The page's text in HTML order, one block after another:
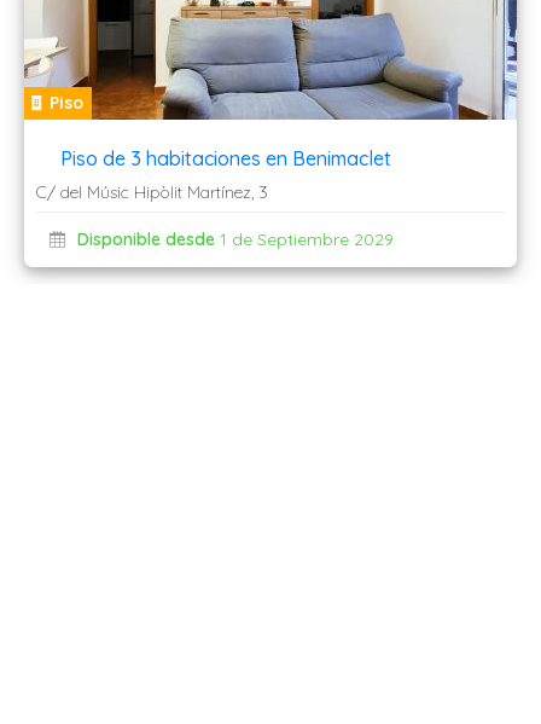
Piso
Piso de 3 habitaciones en Benimaclet
C/ del Músic Hipòlit Martínez, 3
Disponible desde 1 de Septiembre 2029